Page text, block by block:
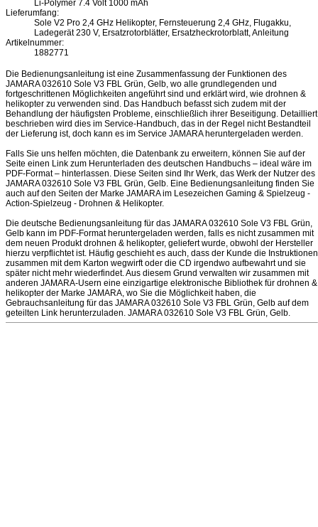
Li-Polymer 7.4 Volt 1000 mAh
Lieferumfang:
Sole V2 Pro 2,4 GHz Helikopter, Fernsteuerung 2,4 GHz, Flugakku,
Ladegerät 230 V, Ersatzrotorblätter, Ersatzheckrotorblatt, Anleitung
Artikelnummer:
1882771
Die Bedienungsanleitung ist eine Zusammenfassung der Funktionen des
JAMARA 032610 Sole V3 FBL Grün, Gelb, wo alle grundlegenden und
fortgeschrittenen Möglichkeiten angeführt sind und erklärt wird, wie drohnen &
helikopter zu verwenden sind. Das Handbuch befasst sich zudem mit der
Behandlung der häufigsten Probleme, einschließlich ihrer Beseitigung. Detailliert
beschrieben wird dies im Service-Handbuch, das in der Regel nicht Bestandteil
der Lieferung ist, doch kann es im Service JAMARA heruntergeladen werden.
Falls Sie uns helfen möchten, die Datenbank zu erweitern, können Sie auf der
Seite einen Link zum Herunterladen des deutschen Handbuchs – ideal wäre im
PDF-Format – hinterlassen. Diese Seiten sind Ihr Werk, das Werk der Nutzer des
JAMARA 032610 Sole V3 FBL Grün, Gelb. Eine Bedienungsanleitung finden Sie
auch auf den Seiten der Marke JAMARA im Lesezeichen Gaming & Spielzeug -
Action-Spielzeug - Drohnen & Helikopter.
Die deutsche Bedienungsanleitung für das JAMARA 032610 Sole V3 FBL Grün,
Gelb kann im PDF-Format heruntergeladen werden, falls es nicht zusammen mit
dem neuen Produkt drohnen & helikopter, geliefert wurde, obwohl der Hersteller
hierzu verpflichtet ist. Häufig geschieht es auch, dass der Kunde die Instruktionen
zusammen mit dem Karton wegwirft oder die CD irgendwo aufbewahrt und sie
später nicht mehr wiederfindet. Aus diesem Grund verwalten wir zusammen mit
anderen JAMARA-Usern eine einzigartige elektronische Bibliothek für drohnen &
helikopter der Marke JAMARA, wo Sie die Möglichkeit haben, die
Gebrauchsanleitung für das JAMARA 032610 Sole V3 FBL Grün, Gelb auf dem
geteilten Link herunterzuladen. JAMARA 032610 Sole V3 FBL Grün, Gelb.